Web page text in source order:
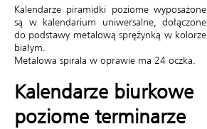
Kalendarze piramidki poziome wyposażone
są w kalendarium uniwersalne, dołączone
do podstawy metalową sprężynką w kolorze
białym.
Metalowa spirala w oprawie ma 24 oczka.
Kalendarze biurkowe
poziome terminarze